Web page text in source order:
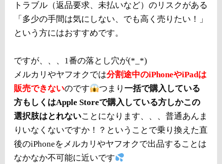
トラブル（返品要求、未払いなど）のリスクがある
「多少の手間は気にしない、でも高く売りたい！」
という方にはおすすめです。
ですが、、、1番の落とし穴が(*_*)
メルカリやヤフオクでは分割途中のiPhoneやiPadは
販売できないのです つまり一括で購入している
方もしくはApple Storeで購入している方しかこの
選択肢はとれないことになります、、、普通あんま
りいなくないですか！？ということで乗り換えた直
後のiPhoneをメルカリやヤフオクで出品することは
なかなか不可能に近いです